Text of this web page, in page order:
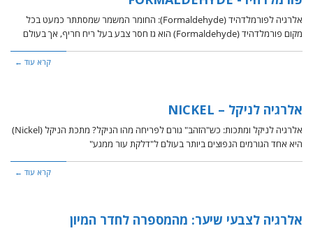
אלרגיה לפורמלדהיד (Formaldehyde): החומר המשמר שמסתתר כמעט בכל
מקום פורמלדהיד (Formaldehyde) הוא גז חסר צבע בעל ריח חריף, אך בעולם
קרא עוד ←
אלרגיה לניקל – NICKEL
אלרגיה לניקל ומתכות: כש"הזהב" גורם לפריחה מהו הניקל? מתכת הניקל (Nickel)
היא אחד הגורמים הנפוצים ביותר בעולם ל"דלקת עור ממגע"
קרא עוד ←
אלרגיה לצבעי שיער: מהמספרה לחדר המיון